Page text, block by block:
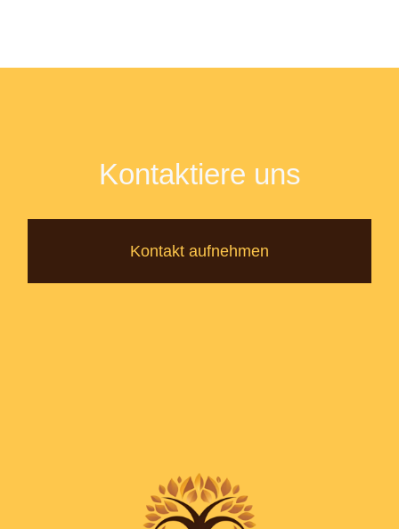
Kontaktiere uns
Kontakt aufnehmen